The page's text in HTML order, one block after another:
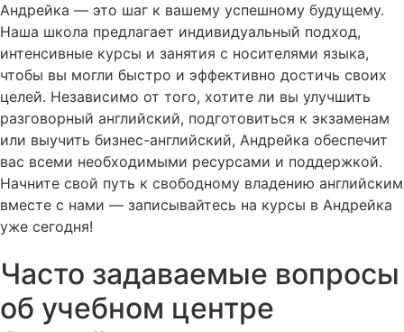
Андрейка — это шаг к вашему успешному будущему.
Наша школа предлагает индивидуальный подход,
интенсивные курсы и занятия с носителями языка,
чтобы вы могли быстро и эффективно достичь своих
целей. Независимо от того, хотите ли вы улучшить
разговорный английский, подготовиться к экзаменам
или выучить бизнес-английский, Андрейка обеспечит
вас всеми необходимыми ресурсами и поддержкой.
Начните свой путь к свободному владению английским
вместе с нами — записывайтесь на курсы в Андрейка
уже сегодня!
Часто задаваемые вопросы
об учебном центре